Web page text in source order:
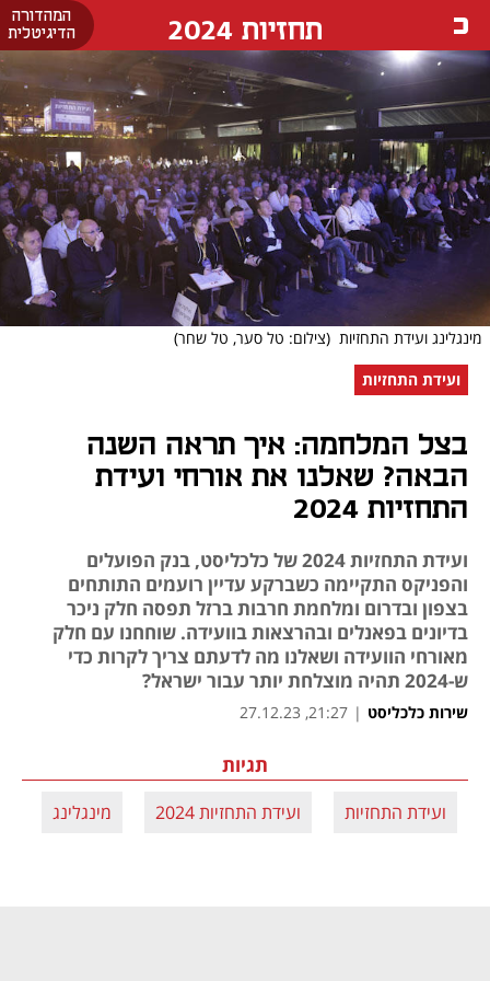
המהדורה
הדיגיטלית
תחזיות 2024
מינגלינג ועידת התחזיות (צילום: טל סער, טל שחר)
ועידת התחזיות
בצל המלחמה: איך תראה השנה
הבאה? שאלנו את אורחי ועידת
התחזיות 2024
ועידת התחזיות 2024 של כלכליסט, בנק הפועלים
והפניקס התקיימה כשברקע עדיין רועמים התותחים
בצפון ובדרום ומלחמת חרבות ברזל תפסה חלק ניכר
בדיונים בפאנלים ובהרצאות בוועידה. שוחחנו עם חלק
מאורחי הוועידה ושאלנו מה לדעתם צריך לקרות כדי
ש-2024 תהיה מוצלחת יותר עבור ישראל?
שירות כלכליסט |
21:27, 27.12.23
תגיות
ועידת התחזיות ועידת התחזיות 2024 מינגלינג